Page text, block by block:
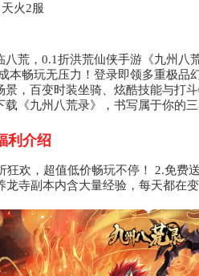
火2服
八荒，0.1折洪荒仙侠手游《九州
本畅玩无压力！登录即领多重极
景，百变时装坐骑、炫酷技能与打
载《九州八荒录》，书写属于你的
利介绍
狂欢，超值低价畅玩不停！ 2.免费
龙寺副本内含大量经验，每天都在